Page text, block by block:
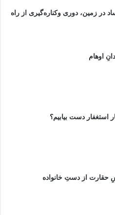
در زمین‌، دوری وکناره‌گیری از راه
اوهام
استغفار دست بیابیم؟
حقارت از دستِ خانواده